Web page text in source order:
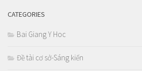
CATEGORIES
Bai Giang Y Hoc
Đề tài cơ sở-Sáng kiến